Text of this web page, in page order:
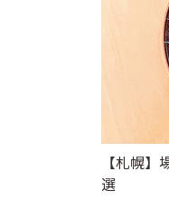
【札幌
選